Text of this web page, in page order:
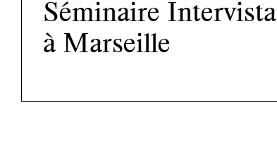
Séminaire Intervista
à Marseille